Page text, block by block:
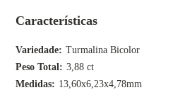
Características
Variedade
Turmalina Bicolor
Peso Total
3,88 ct
Medidas
13,60x6,23x4,78mm